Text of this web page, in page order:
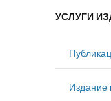
УСЛУГИ
Издание